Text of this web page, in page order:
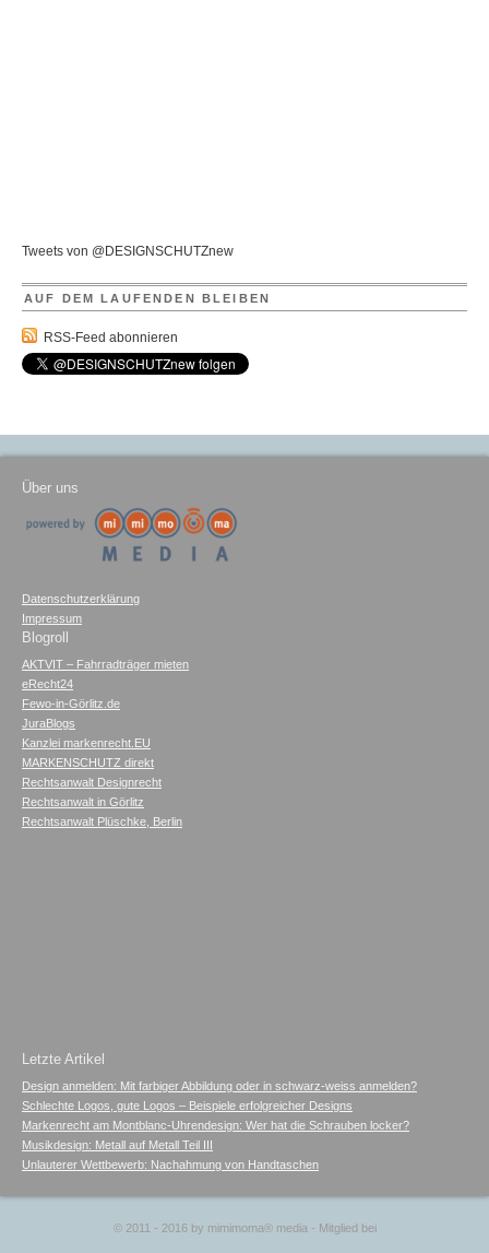
Tweets von @DESIGNSCHUTZnew
AUF DEM LAUFENDEN BLEIBEN
RSS-Feed abonnieren
Über uns
Datenschutzerklärung
Impressum
Blogroll
AKTVIT – Fahrradträger mieten
eRecht24
Fewo-in-Görlitz.de
JuraBlogs
Kanzlei markenrecht.EU
MARKENSCHUTZ direkt
Rechtsanwalt Designrecht
Rechtsanwalt in Görlitz
Rechtsanwalt Plüschke, Berlin
Letzte Artikel
Design anmelden: Mit farbiger Abbildung oder in schwarz-weiss anmelden?
Schlechte Logos, gute Logos – Beispiele erfolgreicher Designs
Markenrecht am Montblanc-Uhrendesign: Wer hat die Schrauben locker?
Musikdesign: Metall auf Metall Teil III
Unlauterer Wettbewerb: Nachahmung von Handtaschen
© 2011 - 2016 by mimimoma®media - Mitglied bei